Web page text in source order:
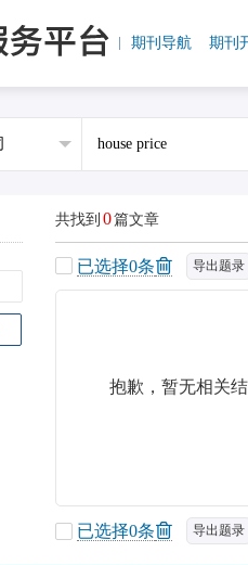
期刊导航 期刊
共找到 0篇文章
已选择0条 导出题录
抱歉，暂无相关
已选择0条 导出题录